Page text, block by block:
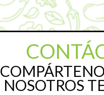
NOSOTROS